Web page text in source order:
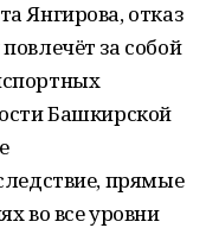
Янгирова, отказ
за собой
Башкирской
прямые
во все уровни